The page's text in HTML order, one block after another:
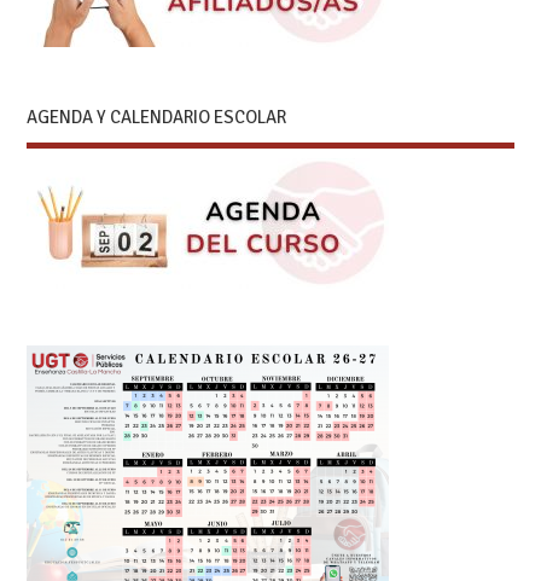
AGENDA Y CALENDARIO ESCOLAR